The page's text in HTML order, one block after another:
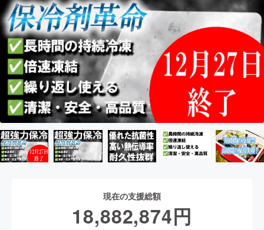
現在の支援総額
18,882,874円